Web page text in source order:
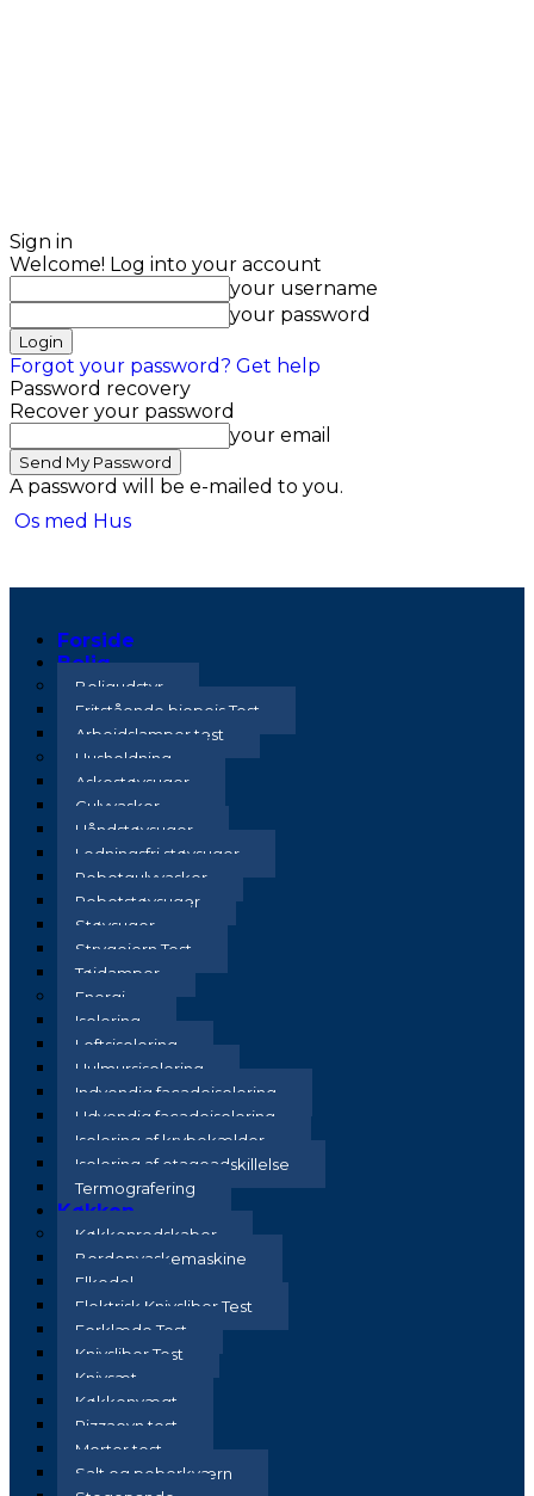
Sign in
Welcome! Log into your account
your username
your password
Forgot your password? Get help
Password recovery
Recover your password
your email
A password will be e-mailed to you.
Os med Hus
Forside
Bolig
Boligudstyr
Fritstående biopejs Test
Arbejdslamper test
Husholdning
Askestøvsuger
Gulvvasker
Håndstøvsuger
Ledningsfri støvsuger
Robotgulvvasker
Robotstøvsuger
Støvsuger
Strygejern Test
Tøjdamper
Energi
Isolering
Loftsisolering
Hulmursisolering
Indvendig facadeisolering
Udvendig facadeisolering
Isolering af krybekælder
Isolering af etageadskillelse
Termografering
Køkken
Køkkenredskaber
Bordopvaskemaskine
Elkedel
Elektrisk Knivsliber Test
Forklæde Test
Knivsliber Test
Knivsæt
Køkkenvægt
Pizzaovn test
Morter test
Salt og peberkværn